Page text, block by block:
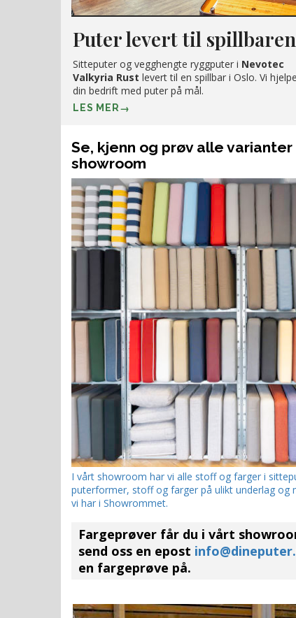
Puter levert til spillbaren
Sitteputer og vegghengte ryggputer i Nevotec
Valkyria Rust levert til en spillbar i Oslo. Vi
din bedrift med puter på mål.
LES MER
Se, kjenn og prøv alle
showroom
I vårt showroom har vi alle stoff og farger i
puterformer, stoff og farger på ulikt underlag og
vi har i Showrommet.
Fargeprøver får du i vårt
send oss en epost
en fargeprøve på.